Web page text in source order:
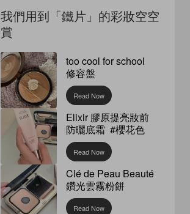
我們用到「鐵片」的彩妝空空
賞
too cool for school
修容盤
Read Now
Elixir 膠原提亮妝前
防曬底霜 #櫻花色
Read Now
Clé de Peau Beauté
鑽光雲霧粉餅
Read Now